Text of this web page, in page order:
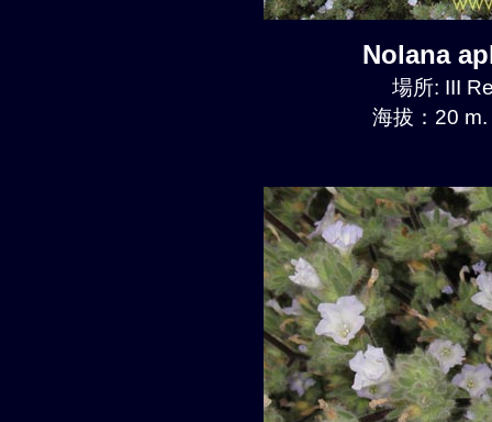
Nolana
場所: III
海拔：20